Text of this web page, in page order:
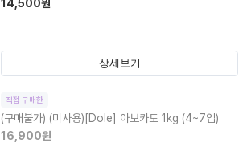
14,500원
상세보기
직접 구매한
(구매불가) (미사용)[Dole] 아보카도 1kg (4~7입)
16,900원